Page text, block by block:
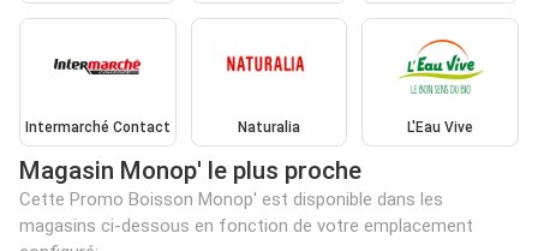
Intermarché Contact Naturalia L'Eau Vive
Magasin Monop' le plus proche
Cette Promo Boisson Monop' est disponible dans les
magasins ci-dessous en fonction de votre emplacement